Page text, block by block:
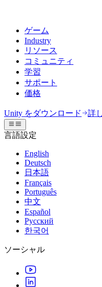
ゲーム
Industry
リソース
コミュニティ
学習
サポート
価格
Unityエンジン
任意のプラットフォーム
共同作業
チームでの共同作業と迅
Unity をダウンロード
プランと価格
デプロイ
Unity がサポートする 25
LiveOps
ローンチ後のインサイト
3Dコラボレーション
リアルタイムで3Dプロジ
没入型トレーニング
没入型環境でのトレーニン
顧客体験
インタラクティブな3D体
業界
運用の卓越性を達成する
小売
ドキュメント
公式ユーザーマニュアル
開発者ツール
リリースバージョンと問題
ロードマップ
今後の機能をレビューする
技術用語のライブラリ
ケーススタディ
ディスカッション
議論、問題解決、つながる
イベント
グローバルおよびローカル
コミュニティストーリー
Made with Unity
Unityクリエイターの紹介
ライブストリーム
Unity Awards
Unity Learn
無料でUnityスキルをマス
プロフェッショナルトレー
Unityトレーナーでチーム
Unity初心者向け
スタートガイド
学習を開始しましょう
Unity は初めてですか？旅
ハウツーガイド
実用的なヒントとベスト
ヘルプを得る
Unityで成功するためのサ
Success Plan
専門的なサポートで目標
FAQ
よくある質問への回答
お問い合わせ
Unity をダウンロード 詳
言語設定
English
Deutsch
日本語
Français
Português
中文
Español
Русский
한국어
ソーシャル